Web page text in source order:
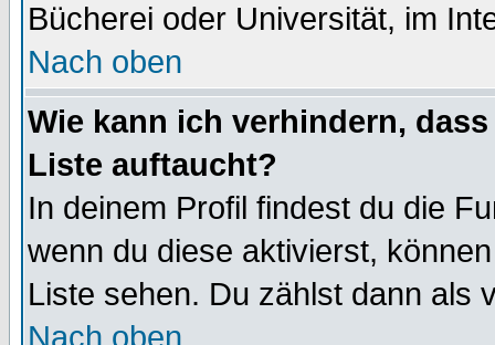
Bücherei oder Universität, im
Nach oben
Wie kann ich verhindern,
Liste auftaucht?
In deinem Profil findest du die
wenn du diese aktivierst,
Liste sehen. Du zählst dann als
Nach oben